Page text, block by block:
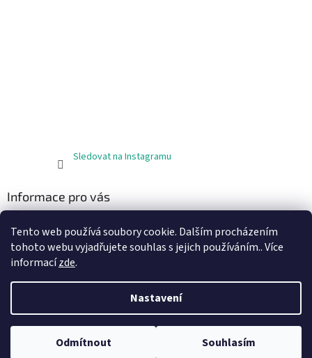
Tento web používá soubory cookie. Dalším procházením
tohoto webu vyjadřujete souhlas s jejich používáním.. Více
informacízde.
Nastavení
Odmítnout Souhlasím
Sledovat na Instagramu
Informace pro vás
Podmínky ochrany osobních údajů
Vytvořil Shoptet
Copyright 2026JODA materiál . Všechna práva vyhrazena.